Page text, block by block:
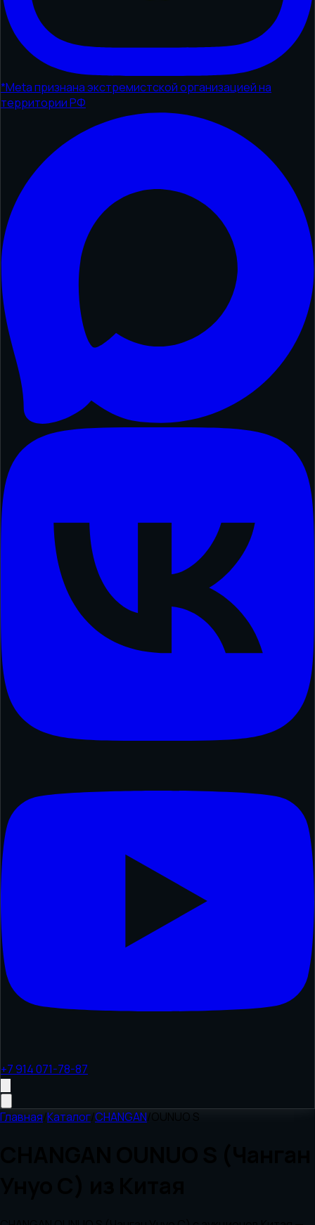
*Meta признана экстремистской организацией на
территории РФ
+7 914 071-78-87
Главная/Каталог/CHANGAN/OUNUO S